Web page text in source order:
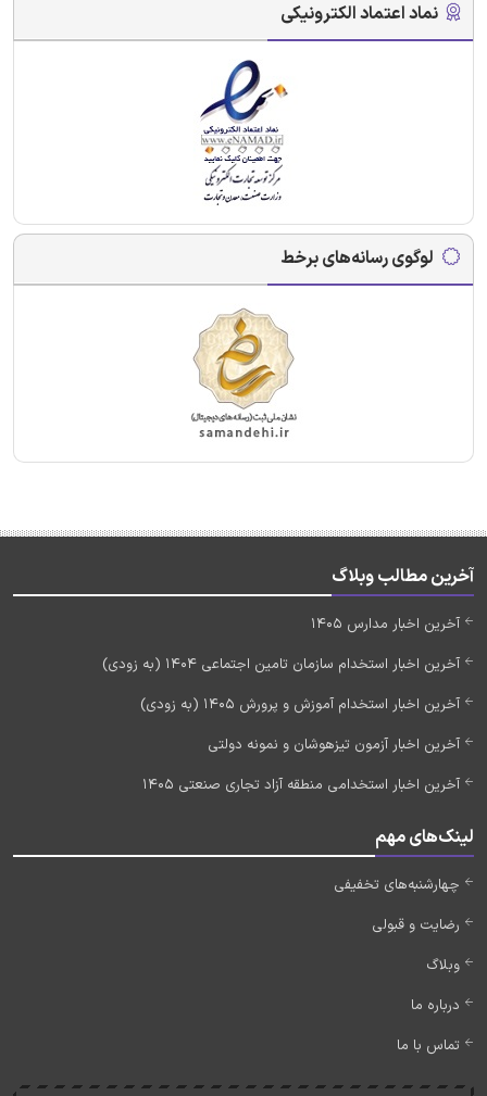
نماد اعتماد الکترونیکی
لوگوی رسانه‌های برخط
آخرین مطالب وبلاگ
آخرین اخبار مدارس 1405
آخرین اخبار استخدام سازمان تامین اجتماعی 1404 (به زودی)
آخرین اخبار استخدام آموزش و پرورش 1405 (به زودی)
آخرین اخبار آزمون تیزهوشان و نمونه دولتی
آخرین اخبار استخدامی منطقه آزاد تجاری صنعتی 1405
لینک‌های مهم
چهارشنبه‌های تخفیفی
رضایت و قبولی
وبلاگ
درباره ما
تماس با ما